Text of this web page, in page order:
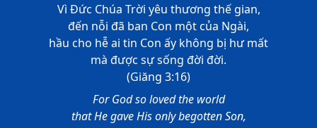
Vì Đức Chúa Trời yêu thương thế gian,
đến nỗi đã ban Con một của Ngài,
hầu cho hễ ai tin Con ấy không bị hư mất
mà được sự sống đời đời.
(Giăng 3:16)
For God so loved the world
that He gave His only begotten Son,